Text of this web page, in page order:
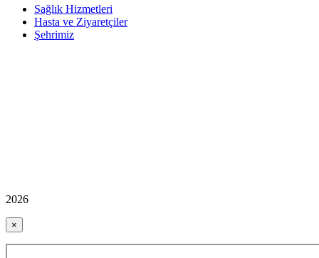
Sağlık Hizmetleri
Hasta ve Ziyaretçiler
Şehrimiz
2026
×